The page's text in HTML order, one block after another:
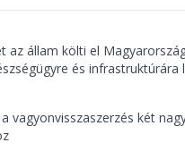
az állam költi el
és infrastruktúrára
vagyonvisszaszerzés két